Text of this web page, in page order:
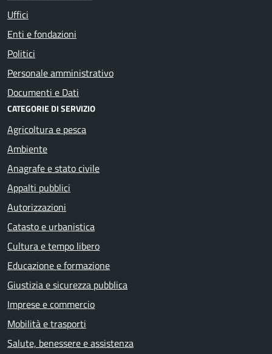
Uffici
Enti e fondazioni
Politici
Personale amministrativo
Documenti e Dati
CATEGORIE DI SERVIZIO
Agricoltura e pesca
Ambiente
Anagrafe e stato civile
Appalti pubblici
Autorizzazioni
Catasto e urbanistica
Cultura e tempo libero
Educazione e formazione
Giustizia e sicurezza pubblica
Imprese e commercio
Mobilità e trasporti
Salute, benessere e assistenza